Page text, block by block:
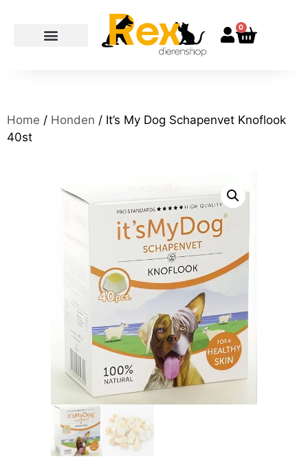
0
Home / Honden / It’s My Dog Schapenvet Knoflook
40st